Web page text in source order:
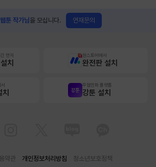
툰 작가님을 모십니다. 연재문의
먼저
설치
원스토어에서
완전판 설치
무협만화 플랫폼
강툰 설치
약관 개인정보처리방침 청소년보호정책